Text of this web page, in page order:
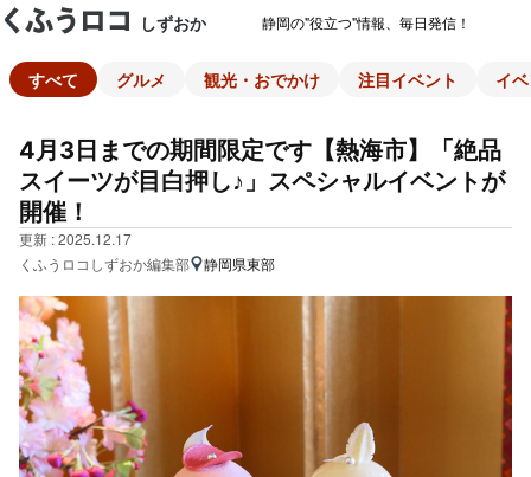
しずおか 静岡の"役立つ"情報、毎日発信！
すべて グルメ 観光・おでかけ 注目イベント イ
4月3日までの期間限定です【熱海市】「絶品
スイーツが目白押し♪」スペシャルイベントが
開催！
更新 : 2025.12.17
くふうロコしずおか編集部
静岡県東部